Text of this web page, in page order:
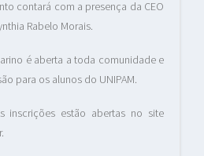
contará com a presença da CEO
Rabelo Morais.
é aberta a toda comunidade e
para os alunos do UNIPAM.
inscrições estão abertas no site